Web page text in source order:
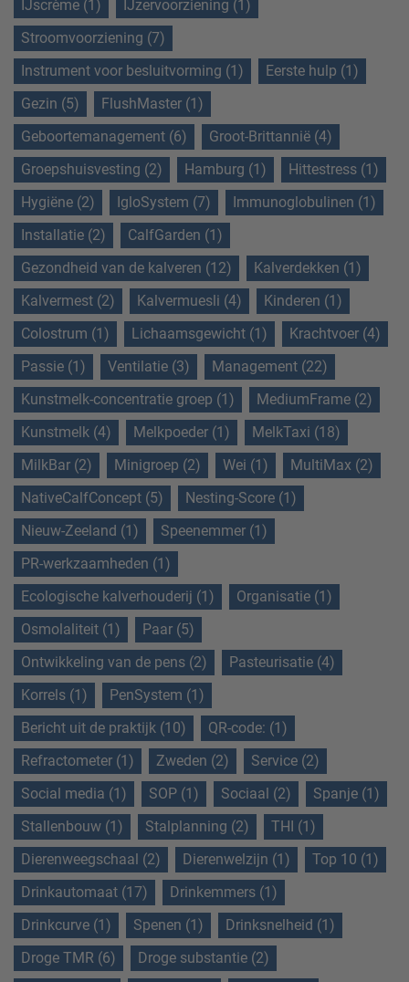
IJscrème (1)
IJzervoorziening (1)
Stroomvoorziening (7)
Instrument voor besluitvorming (1)
Eerste hulp (1)
Gezin (5)
FlushMaster (1)
Geboortemanagement (6)
Groot-Brittannië (4)
Groepshuisvesting (2)
Hamburg (1)
Hittestress (1)
Hygiëne (2)
IgloSystem (7)
Immunoglobulinen (1)
Installatie (2)
CalfGarden (1)
Gezondheid van de kalveren (12)
Kalverdekken (1)
Kalvermest (2)
Kalvermuesli (4)
Kinderen (1)
Colostrum (1)
Lichaamsgewicht (1)
Krachtvoer (4)
Passie (1)
Ventilatie (3)
Management (22)
Kunstmelk-concentratie groep (1)
MediumFrame (2)
Kunstmelk (4)
Melkpoeder (1)
MelkTaxi (18)
MilkBar (2)
Minigroep (2) Wei (1)
MultiMax (2)
NativeCalfConcept (5)
Nesting-Score (1)
Nieuw-Zeeland (1)
Speenemmer (1)
PR-werkzaamheden (1)
Ecologische kalverhouderij (1)
Organisatie (1)
Osmolaliteit (1)
Paar (5)
Ontwikkeling van de pens (2)
Pasteurisatie (4)
Korrels (1)
PenSystem (1)
Bericht uit de praktijk (10)
QR-code: (1)
Refractometer (1)
Zweden (2)
Service (2)
Social media (1)
SOP (1) Sociaal (2)
Spanje (1)
Stallenbouw (1)
Stalplanning (2)
THI (1)
Dierenweegschaal (2)
Dierenwelzijn (1)
Top 10 (1)
Drinkautomaat (17)
Drinkemmers (1)
Drinkcurve (1)
Spenen (1)
Drinksnelheid (1)
Droge TMR (6)
Droge substantie (2)